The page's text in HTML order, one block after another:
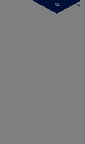
NL